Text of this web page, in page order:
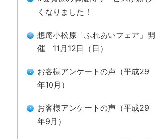
くなりました！
想庵小松原「ふれあいフェア」開
催 11月12日（日）
お客様アンケートの声（平成29
年10月）
お客様アンケートの声（平成29
年9月）